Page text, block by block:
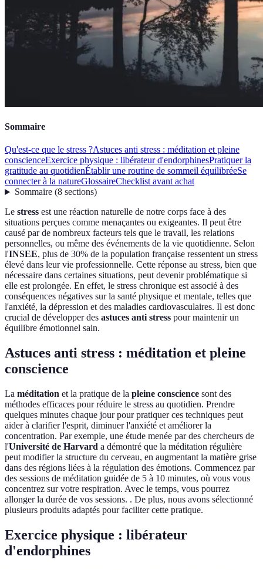
Sommaire
Qu'est-ce que le stress ?Astuces anti stress : méditation et pleine
conscienceExercice physique : libérateur d'endorphinesPratiquer la
gratitude au quotidienÉtablir une routine de sommeil équilibréeSe
connecter à la natureGlossaireChecklist avant achat
Sommaire(8 sections)
Le stress est une réaction naturelle de notre corps face à des
situations perçues comme menaçantes ou exigeantes. Il peut être
causé par de nombreux facteurs tels que le travail, les relations
personnelles, ou même des événements de la vie quotidienne. Selon
l'INSEE, plus de 30% de la population française ressentent un stress
élevé dans leur vie professionnelle. Cette réponse au stress, bien que
nécessaire dans certaines situations, peut devenir problématique si
elle est prolongée. En effet, le stress chronique est associé à des
conséquences négatives sur la santé physique et mentale, telles que
l'anxiété, la dépression et des maladies cardiovasculaires. Il est donc
crucial de développer des astuces anti stress pour maintenir un
équilibre émotionnel sain.
Astuces anti stress : méditation et pleine
conscience
La méditation et la pratique de la pleine conscience sont des
méthodes efficaces pour réduire le stress au quotidien. Prendre
quelques minutes chaque jour pour pratiquer ces techniques peut
aider à clarifier l'esprit, diminuer l'anxiété et améliorer la
concentration. Par exemple, une étude menée par des chercheurs de
l'Université de Harvard a démontré que la méditation régulière
peut modifier la structure du cerveau, en augmentant la matière grise
dans des régions liées à la régulation des émotions. Commencez par
des sessions de méditation guidée de 5 à 10 minutes, où vous vous
concentrez sur votre respiration. Avec le temps, vous pourrez
allonger la durée de vos sessions. . De plus, nous avons sélectionné
plusieurs produits adaptés pour faciliter cette pratique.
Exercice physique : libérateur
d'endorphines